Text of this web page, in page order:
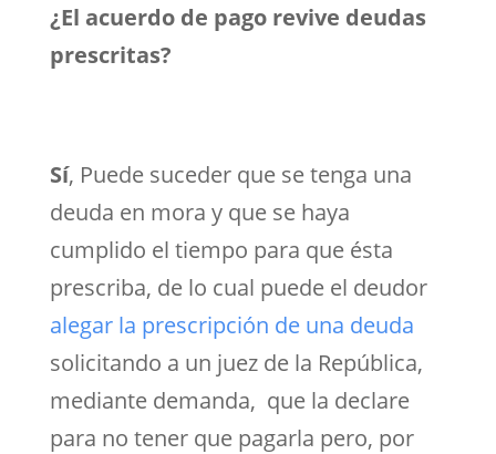
¿El acuerdo de pago revive deudas
prescritas?
Sí, Puede suceder que se tenga una
deuda en mora y que se haya
cumplido el tiempo para que ésta
prescriba, de lo cual puede el deudor
alegar la prescripción de una deuda
solicitando a un juez de la República,
mediante demanda, que la declare
para no tener que pagarla pero, por